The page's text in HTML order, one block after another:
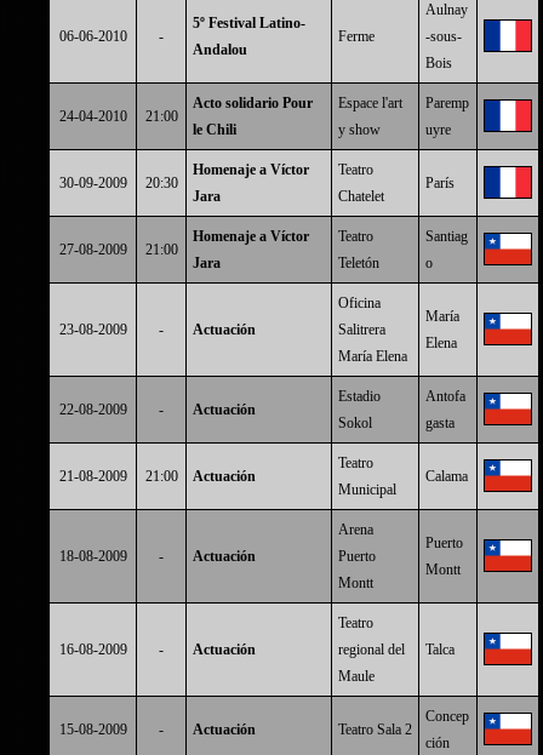
06-06-2010 -
5º Festival Latino-
Andalou
Ferme
Aulnay
-sous-
Bois
24-04-2010 21:00
Acto solidario Pour
le Chili
Espace l'art
y show
Paremp
uyre
30-09-2009 20:30
Homenaje a Víctor
Jara
Teatro
Chatelet
París
27-08-2009 21:00
Homenaje a Víctor
Jara
Teatro
Teletón
Santiag
o
23-08-2009 - Actuación
Oficina
Salitrera
María Elena
María
Elena
22-08-2009 - Actuación
Estadio
Sokol
Antofa
gasta
21-08-2009 21:00 Actuación
Teatro
Municipal
Calama
18-08-2009 - Actuación
Arena
Puerto
Montt
Puerto
Montt
16-08-2009 - Actuación
Teatro
regional del
Maule
Talca
15-08-2009 - Actuación Teatro Sala 2
Concep
ción